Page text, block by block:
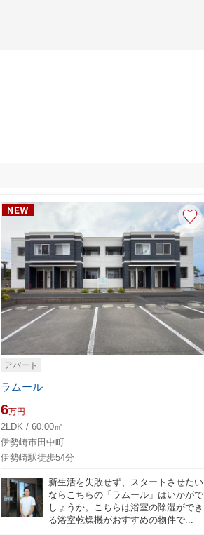
アパート
ラムール
6万円
2LDK / 60.00㎡
伊勢崎市田中町
伊勢崎駅徒歩54分
新生活を失敗せず、スタートさせたい
ならこちらの「ラムール」はいかがで
しょうか。こちらは浴室の除湿ができ
る浴室乾燥機がおすすめの物件で...